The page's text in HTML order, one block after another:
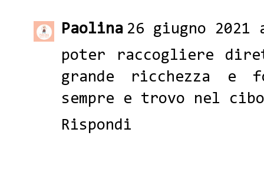
Paolina 26 giugno
poter raccogliere
grande ricchezza e
sempre e trovo nel
Rispondi